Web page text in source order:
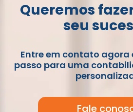
Queremos
seu
Entre em contato agora
passo para uma
Fale